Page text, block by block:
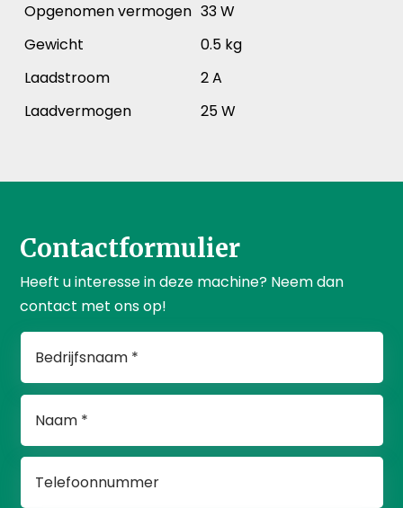
Opgenomen vermogen 33 W
Gewicht
0.5 kg
Laadstroom
2 A
Laadvermogen
25 W
Contactformulier
Heeft u interesse in deze machine? Neem dan
contact met ons op!